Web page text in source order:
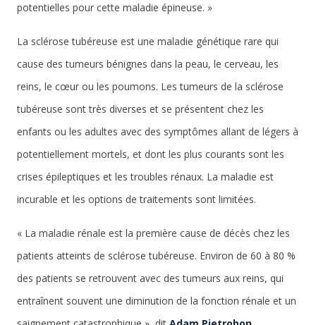
potentielles pour cette maladie épineuse. »
La sclérose tubéreuse est une maladie génétique rare qui
cause des tumeurs bénignes dans la peau, le cerveau, les
reins, le cœur ou les poumons. Les tumeurs de la sclérose
tubéreuse sont très diverses et se présentent chez les
enfants ou les adultes avec des symptômes allant de légers à
potentiellement mortels, et dont les plus courants sont les
crises épileptiques et les troubles rénaux. La maladie est
incurable et les options de traitements sont limitées.
« La maladie rénale est la première cause de décès chez les
patients atteints de sclérose tubéreuse. Environ de 60 à 80 %
des patients se retrouvent avec des tumeurs aux reins, qui
entraînent souvent une diminution de la fonction rénale et un